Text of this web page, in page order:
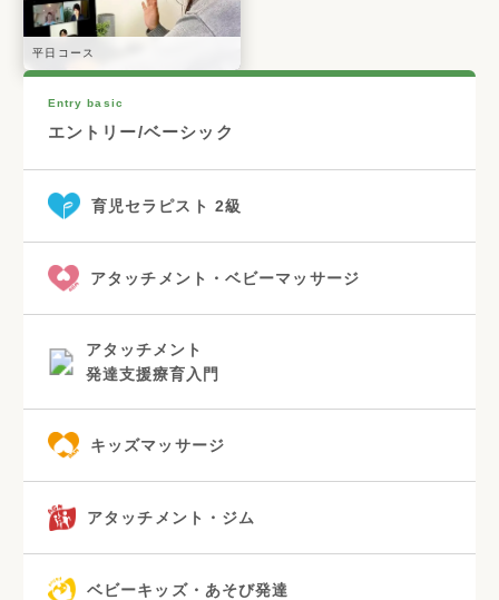
平日コース
Entry basic
エントリー/ベーシック
育児セラピスト 2級
アタッチメント・ベビーマッサージ
アタッチメント
発達支援療育入門
キッズマッサージ
アタッチメント・ジム
ベビーキッズ・あそび発達